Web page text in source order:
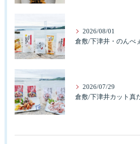
2026/08/01
2026/07/29